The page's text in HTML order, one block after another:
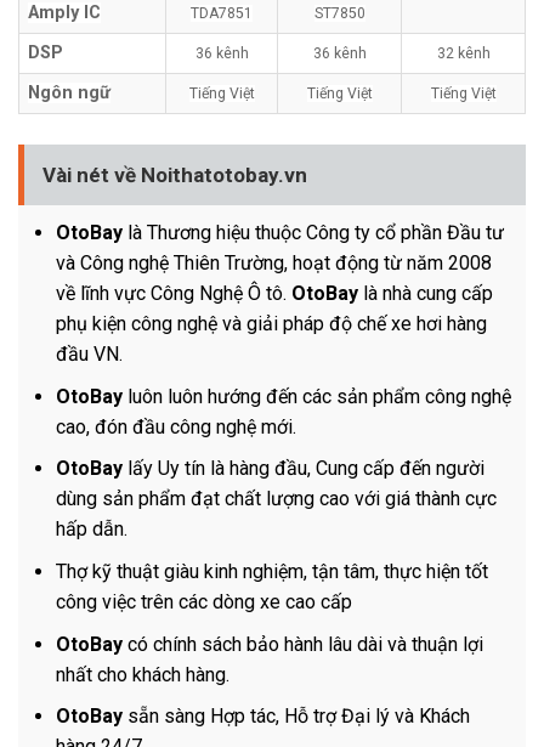
Amply IC TDA7851 ST7850
DSP 36 kênh 36 kênh 32 kênh
Ngôn ngữ Tiếng Việt Tiếng Việt Tiếng Việt
Vài nét về Noithatotobay.vn
OtoBaylà Thương hiệu thuộc Công ty cổ phần Đầu tư
và Công nghệ Thiên Trường, hoạt động từ năm 2008
về lĩnh vực Công Nghệ Ô tô. OtoBaylà nhà cung cấp
phụ kiện công nghệ và giải pháp độ chế xe hơi hàng
đầu VN.
OtoBayluôn luôn hướng đến các sản phẩm công nghệ
cao, đón đầu công nghệ mới.
OtoBaylấy Uy tín là hàng đầu, Cung cấp đến người
dùng sản phẩm đạt chất lượng cao với giá thành cực
hấp dẫn.
Thợ kỹ thuật giàu kinh nghiệm, tận tâm, thực hiện tốt
công việc trên các dòng xe cao cấp
OtoBaycó chính sách bảo hành lâu dài và thuận lợi
nhất cho khách hàng.
OtoBaysẵn sàng Hợp tác, Hỗ trợ Đại lý và Khách